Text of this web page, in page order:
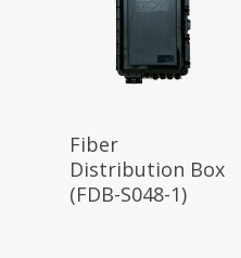
Fiber
Distribution Box
(FDB-S048-1)